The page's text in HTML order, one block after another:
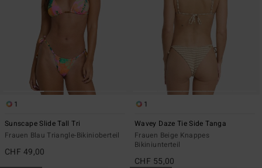
1
Sunscape Slide Tall Tri
Frauen Blau Triangle-Bikinioberteil
CHF 49,00
1
Wavey Daze Tie Side Tanga
Frauen Beige Knappes
Bikiniunterteil
CHF 55,00